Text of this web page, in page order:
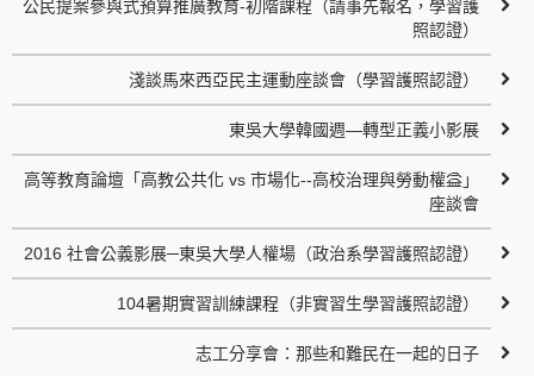
公民提案參與式預算推廣教育-初階課程（請事先報名，學習護
照認證）
淺談馬來西亞民主運動座談會（學習護照認證）
東吳大學韓國週—轉型正義小影展
高等教育論壇「高教公共化 vs 市場化--高校治理與勞動權益」
座談會
2016 社會公義影展─東吳大學人權場（政治系學習護照認證）
104暑期實習訓練課程（非實習生學習護照認證）
志工分享會：那些和難民在一起的日子